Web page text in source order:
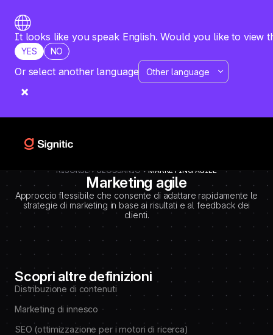
DEBUT CODE E - TEMPLATE CMS DEFINITIONS / LEXIQUE
Emplacement Webflow: Template CMS Definitions > Page settings >
Custom code > Inside tag
It looks like you speak English. Would you like to view
YES NO
Or select another language
RISORSE GLOSSARIO MARKETING AGILE
Marketing agile
Approccio flessibile che consente di adattare rapidamente le
strategie di marketing in base ai risultati e al feedback dei
clienti.
Scopri altre definizioni
Distribuzione di contenuti
Marketing di innesco
SEO (ottimizzazione per i motori di ricerca)